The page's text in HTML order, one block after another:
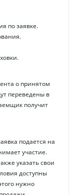
по заявке.
о принятом
переведены в
получит
подается на
участие.
указать свои
доступны
нужно